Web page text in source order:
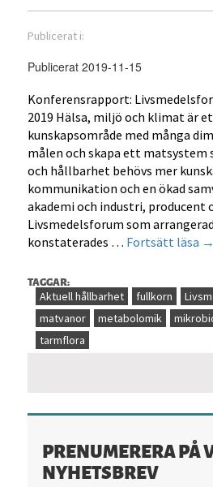
Publicerat i:
Publicerat 2019-11-15
Konferensrapport:
2019 Hälsa, miljö och klimat är
kunskapsområde med många
målen och skapa ett matsystem
och hållbarhet behövs mer
kommunikation och en ökad
akademi och industri, producent
Livsmedelsforum som
konstaterades … Fortsätt läsa
–
→
TAGGAR:
Aktuell hållbarhet fullkorn
matvanor
metabolomik
tarmflora
PRENUMERERA PÅ
NYHETSBREV